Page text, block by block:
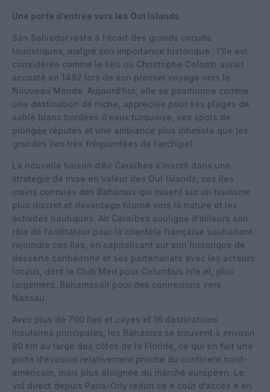
Une porte d’entrée vers les Out Islands
San Salvador reste à l’écart des grands circuits
touristiques, malgré son importance historique : l’île est
considérée comme le lieu où Christophe Colomb aurait
accosté en 1492 lors de son premier voyage vers le
Nouveau Monde. Aujourd’hui, elle se positionne comme
une destination de niche, appréciée pour ses plages de
sable blanc bordées d’eaux turquoise, ses spots de
plongée réputés et une ambiance plus intimiste que les
grandes îles très fréquentées de l’archipel.
La nouvelle liaison d’Air Caraïbes s’inscrit dans une
stratégie de mise en valeur des Out Islands, ces îles
moins connues des Bahamas qui misent sur un tourisme
plus discret et davantage tourné vers la nature et les
activités nautiques. Air Caraïbes souligne d’ailleurs son
rôle de facilitateur pour la clientèle française souhaitant
rejoindre ces îles, en capitalisant sur son historique de
desserte caribéenne et ses partenariats avec les acteurs
locaux, dont le Club Med pour Columbus Isle et, plus
largement, Bahamasair pour des connexions vers
Nassau.
Avec plus de 700 îles et cayes et 16 destinations
insulaires principales, les Bahamas se trouvent à environ
80 km au large des côtes de la Floride, ce qui en fait une
porte d’évasion relativement proche du continent nord-
américain, mais plus éloignée du marché européen. Le
vol direct depuis Paris-Orly réduit ce « coût d’accès » en